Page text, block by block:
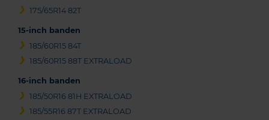
175/65R14 82T
15-inch banden
185/60R15 84T
185/60R15 88T EXTRALOAD
16-inch banden
185/50R16 81H EXTRALOAD
185/55R16 87T EXTRALOAD